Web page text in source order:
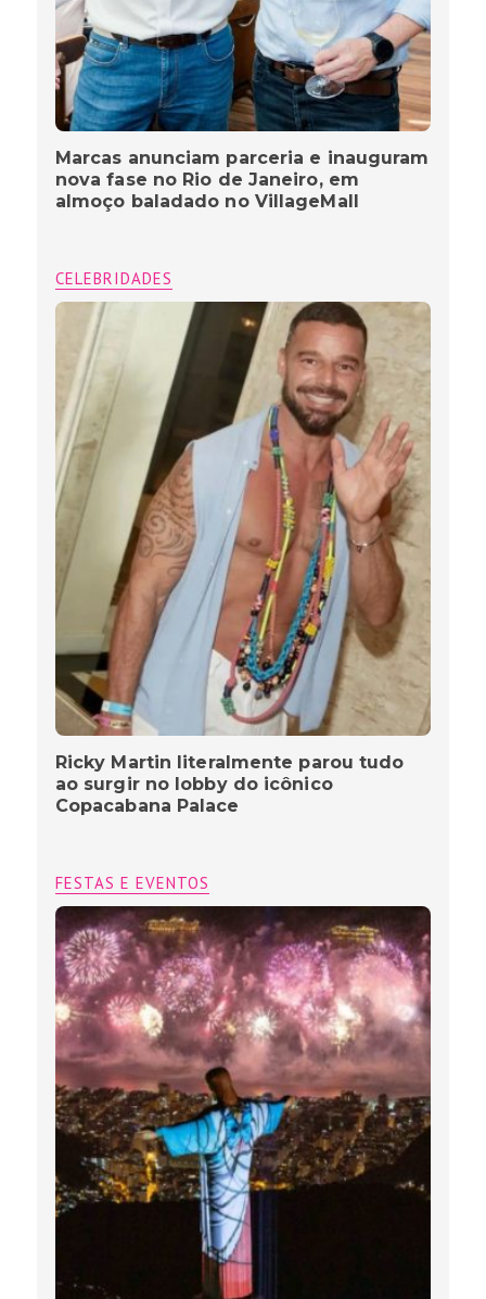
Marcas anunciam parceria e inauguram
nova fase no Rio de Janeiro, em
almoço baladado no VillageMall
CELEBRIDADES
Ricky Martin literalmente parou tudo
ao surgir no lobby do icônico
Copacabana Palace
FESTAS E EVENTOS